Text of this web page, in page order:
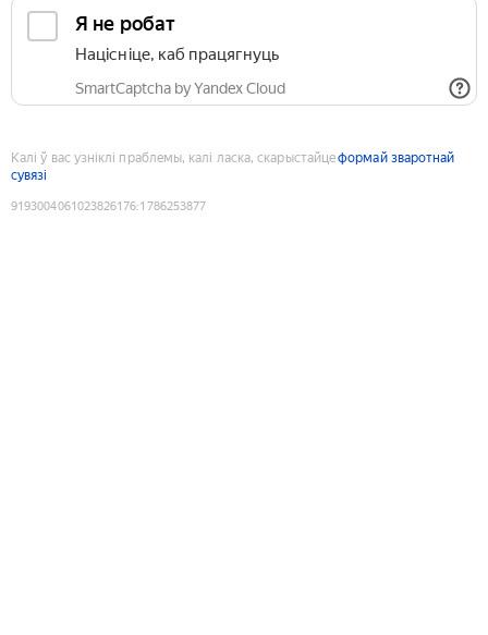
Я не робат
Націсніце, каб працягнуць
SmartCaptcha by Yandex Cloud
Калі ў вас узніклі праблемы, калі ласка, скарыстайцеформай зваротнай
сувязі
9193004061023826176:1786253877